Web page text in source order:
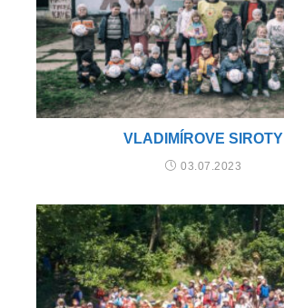
VLADIMÍROVE SIROTY
03.07.2023